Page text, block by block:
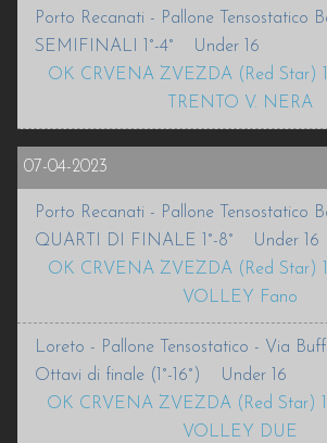
Porto Recanati - Pallone Tensostatico
SEMIFINALI 1°-4°
Under 16
OK CRVENA ZVEZDA (Red Star) 1
TRENTO V. NERA
07-04-2023
Porto Recanati - Pallone Tensostatico
QUARTI DI FINALE 1°-8°
Under 16
OK CRVENA ZVEZDA (Red Star) 1
VOLLEY Fano
Loreto - Pallone Tensostatico - Via
Ottavi di finale (1°-16°)
Under 16
OK CRVENA ZVEZDA (Red Star) 1
VOLLEY DUE